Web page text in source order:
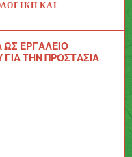
ΚΑΙ
ΩΣ ΕΡΓΑΛΕΙΟ
ΤΗΝ ΠΡΟΣΤΑΣΙΑ